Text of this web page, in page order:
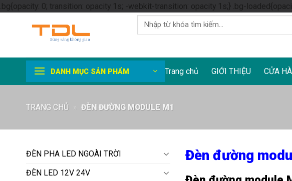
.bg{opacity: 0; transition: opacity 1s; -webkit-transition: opacity 1s;} .bg-
Tìm
kiếm:
DANH MỤC SẢN PHẨM Trang chủ GIỚI THIỆU CỬA
TRANG CHỦ ĐÈN ĐƯỜNG MODULE M1
ĐÈN PHA LED NGOÀI TRỜI
ĐÈN LED 12V 24V
Đèn đường